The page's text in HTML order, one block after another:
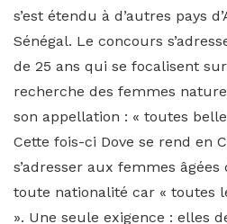
s’est étendu à d’autres pays
Sénégal. Le concours
de 25 ans qui se focalisent
recherche des femmes
son appellation : « toutes
Cette fois-ci Dove se rend en
s’adresser aux femmes âgées
toute nationalité car « toutes
». Une seule exigence : elles